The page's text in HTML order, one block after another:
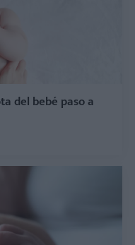
del bebé paso a